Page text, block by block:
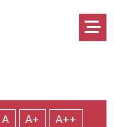
kontrastowa
domyślna
A A+ A++